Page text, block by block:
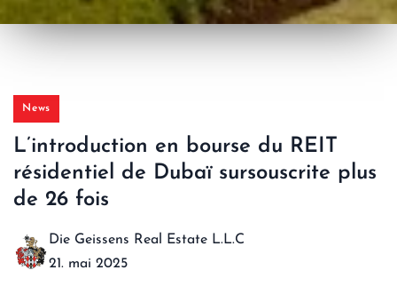
News
L’introduction en bourse du REIT
résidentiel de Dubaï sursouscrite plus
de 26 fois
Die Geissens Real Estate L.L.C
21. mai 2025